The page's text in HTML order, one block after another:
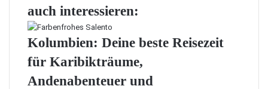
auch interessieren:
Kolumbien: Deine beste Reisezeit
für Karibikträume,
Andenabenteuer und